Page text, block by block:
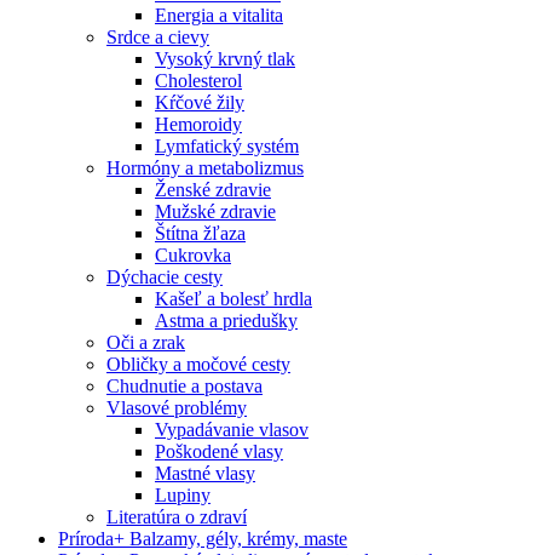
Energia a vitalita
Srdce a cievy
Vysoký krvný tlak
Cholesterol
Kŕčové žily
Hemoroidy
Lymfatický systém
Hormóny a metabolizmus
Ženské zdravie
Mužské zdravie
Štítna žľaza
Cukrovka
Dýchacie cesty
Kašeľ a bolesť hrdla
Astma a priedušky
Oči a zrak
Obličky a močové cesty
Chudnutie a postava
Vlasové problémy
Vypadávanie vlasov
Poškodené vlasy
Mastné vlasy
Lupiny
Literatúra o zdraví
Príroda+ Balzamy, gély, krémy, maste